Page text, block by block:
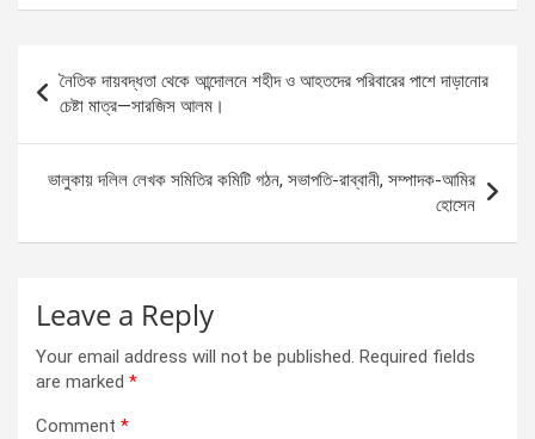
ce
b
o
o
k
se
g
er
at
A
p
p
ar
Post
navigation
নৈতিক দায়বদ্ধতা থেকে আন্দোলনে শহীদ ও আহতদের পরিবারের পাশে দাড়ানোর
চেষ্টা মাত্র—সারজিস আলম।
ভালুকায় দলিল লেখক সমিতির কমিটি গঠন, সভাপতি-রাব্বানী, সম্পাদক-আমির
হোসেন
Leave a Reply
Your email address will not be published. Required fields
are marked *
Comment *